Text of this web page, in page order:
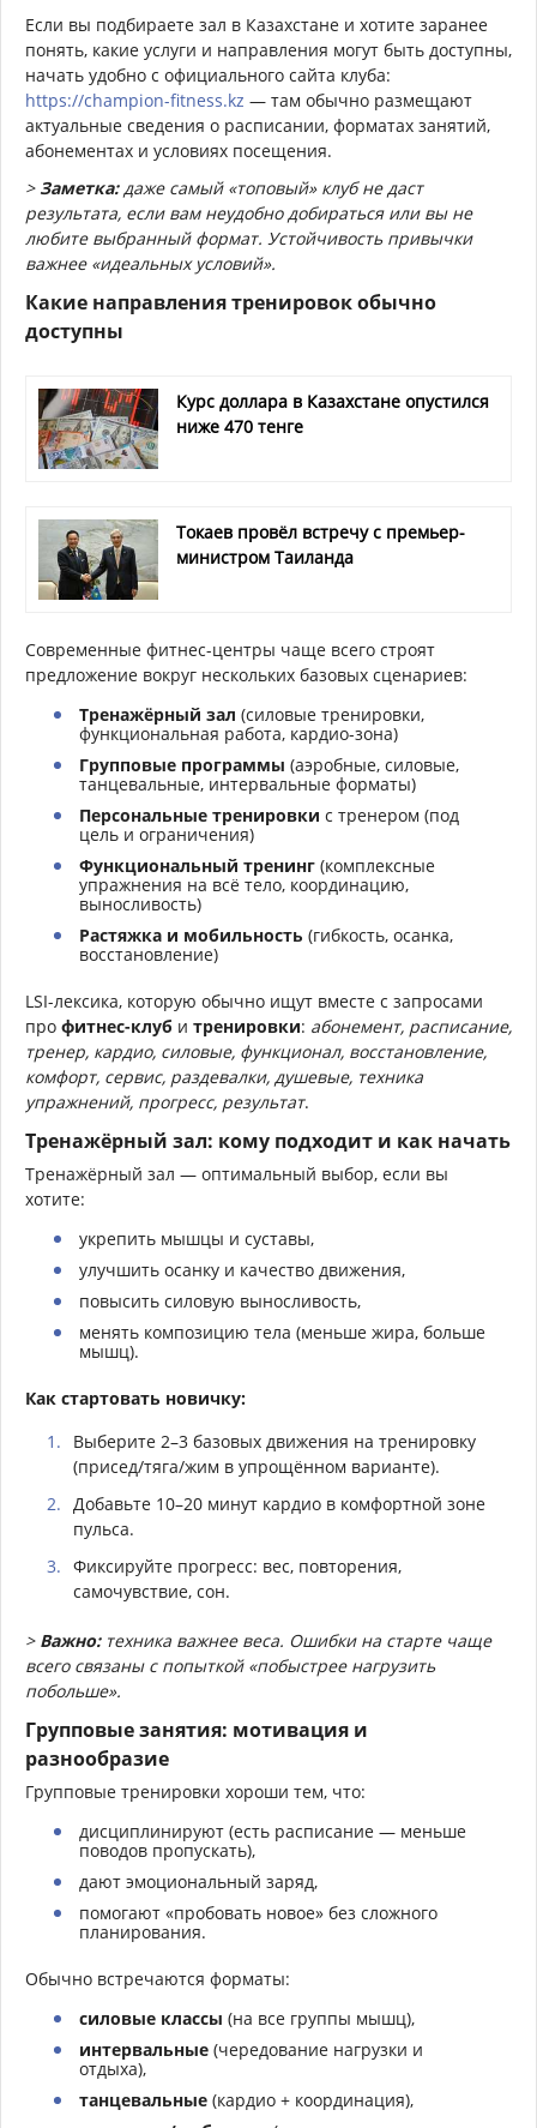
Если вы подбираете зал в Казахстане и хотите заранее
понять, какие услуги и направления могут быть доступны,
начать удобно с официального сайта клуба:
https://champion-fitness.kz — там обычно размещают
актуальные сведения о расписании, форматах занятий,
абонементах и условиях посещения.
> Заметка:даже самый «топовый» клуб не даст
результата, если вам неудобно добираться или вы не
любите выбранный формат. Устойчивость привычки
важнее «идеальных условий».
Какие направления тренировок обычно
доступны
Курс доллара в Казахстане опустился
ниже 470 тенге
Токаев провёл встречу с премьер-
министром Таиланда
Современные фитнес-центры чаще всего строят
предложение вокруг нескольких базовых сценариев:
Тренажёрный зал (силовые тренировки,
функциональная работа, кардио-зона)
Групповые программы (аэробные, силовые,
танцевальные, интервальные форматы)
Персональные тренировки с тренером (под
цель и ограничения)
Функциональный тренинг (комплексные
упражнения на всё тело, координацию,
выносливость)
Растяжка и мобильность (гибкость, осанка,
восстановление)
LSI-лексика, которую обычно ищут вместе с запросами
про фитнес-клуб и тренировки: абонемент, расписание,
тренер, кардио, силовые, функционал, восстановление,
комфорт, сервис, раздевалки, душевые, техника
упражнений, прогресс, результат.
Тренажёрный зал: кому подходит и как начать
Тренажёрный зал — оптимальный выбор, если вы
хотите:
укрепить мышцы и суставы,
улучшить осанку и качество движения,
повысить силовую выносливость,
менять композицию тела (меньше жира, больше
мышц).
Как стартовать новичку:
Выберите 2–3 базовых движения на тренировку
(присед/тяга/жим в упрощённом варианте).
Добавьте 10–20 минут кардио в комфортной зоне
пульса.
Фиксируйте прогресс: вес, повторения,
самочувствие, сон.
> Важно:техника важнее веса. Ошибки на старте чаще
всего связаны с попыткой «побыстрее нагрузить
побольше».
Групповые занятия: мотивация и
разнообразие
Групповые тренировки хороши тем, что:
дисциплинируют (есть расписание — меньше
поводов пропускать),
дают эмоциональный заряд,
помогают «пробовать новое» без сложного
планирования.
Обычно встречаются форматы:
силовые классы (на все группы мышц),
интервальные (чередование нагрузки и
отдыха),
танцевальные (кардио + координация),